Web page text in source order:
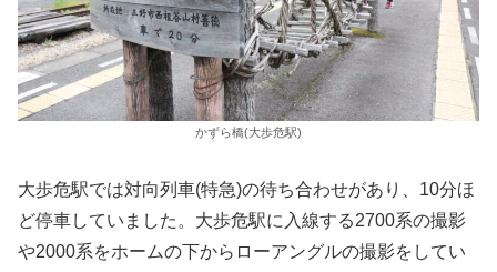
かずら橋(大歩危駅)
大歩危駅では対向列車(特急)の待ち合わせがあり、10分ほ
ど停車していました。大歩危駅に入線する2700系の撮影
や2000系をホームの下からローアングルの撮影をしてい